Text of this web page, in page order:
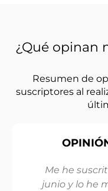
¿Qué opinan
Resumen de
suscriptores al
Me
muy